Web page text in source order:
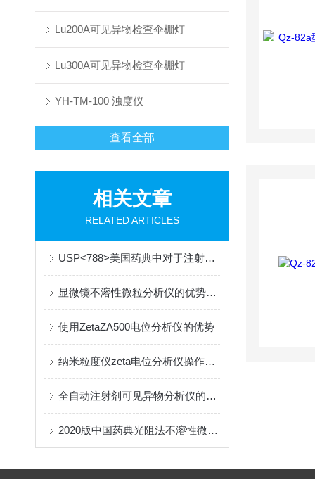
Lu200A可见异物检查伞棚灯
Lu300A可见异物检查伞棚灯
YH-TM-100 浊度仪
查看全部
相关文章
RELATED ARTICLES
USP<788>美国药典中对于注射剂中的颗粒物检测规范
显微镜不溶性微粒分析仪的优势众多，你不可错过！
使用ZetaZA500电位分析仪的优势
纳米粒度仪zeta电位分析仪操作注意事项
全自动注射剂可见异物分析仪的应用有哪些方面？
2020版中国药典光阻法不溶性微粒检测规定